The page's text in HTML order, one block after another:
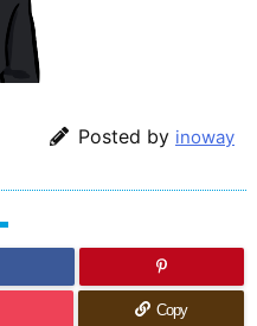
Posted by inoway
Copy